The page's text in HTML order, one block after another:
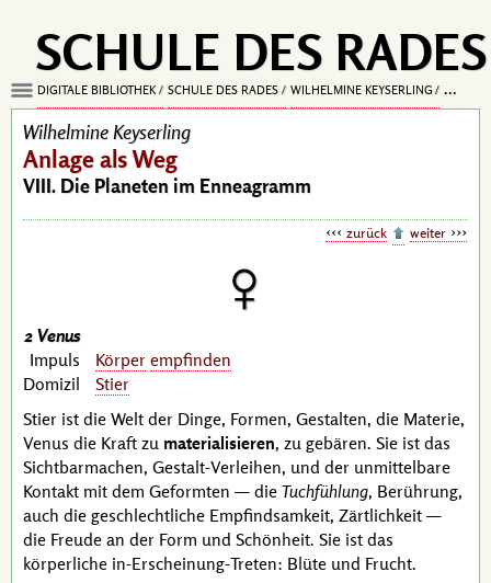
SCHULE DES RADES
DIGITALE BIBLIOTHEK SCHULE DES RADES WILHELMINE KEYSERLING
Wilhelmine Keyserling
Anlage als Weg
VIII. Die Planeten im Enneagramm
zurück weiter
2 Venus
Impuls
Domizil
Körper empfinden
Stier
Stier ist die Welt der Dinge, Formen, Gestalten, die Materie,
Venus die Kraft zu materialisieren, zu gebären. Sie ist das
Sichtbarmachen, Gestalt-Verleihen, und der unmittelbare
Kontakt mit dem Geformten — die Tuchfühlung, Berührung,
auch die geschlechtliche Empfindsamkeit, Zärtlichkeit —
die Freude an der Form und Schönheit. Sie ist das
körperliche in-Erscheinung-Treten: Blüte und Frucht.